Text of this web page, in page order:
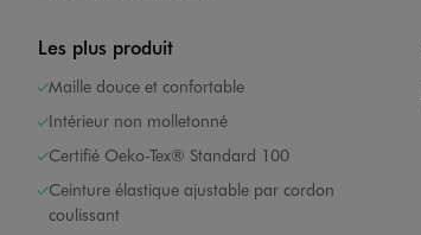
Les plus produit
Maille douce et confortable
Intérieur non molletonné
Certifié Oeko-Tex® Standard 100
Ceinture élastique ajustable par cordon
coulissant